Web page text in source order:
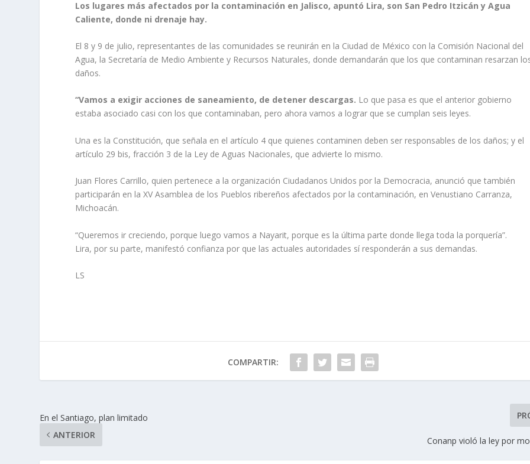
Los lugares más afectados por la contaminación en Jalisco, apuntó Lira, son San Pedro Itzicán y Agua
Caliente, donde ni drenaje hay.
El 8 y 9 de julio, representantes de las comunidades se reunirán en la Ciudad de México con la Comisión Nacional del
Agua, la Secretaría de Medio Ambiente y Recursos Naturales, donde demandarán que los que contaminan resarzan
daños.
“Vamos a exigir acciones de saneamiento, de detener descargas. Lo que pasa es que el anterior gobierno
estaba asociado casi con los que contaminaban, pero ahora vamos a lograr que se cumplan seis leyes.
Una es la Constitución, que señala en el artículo 4 que quienes contaminen deben ser responsables de los daños; y el
artículo 29 bis, fracción 3 de la Ley de Aguas Nacionales, que advierte lo mismo.
Juan Flores Carrillo, quien pertenece a la organización Ciudadanos Unidos por la Democracia, anunció que también
participarán en la XV Asamblea de los Pueblos ribereños afectados por la contaminación, en Venustiano Carranza,
Michoacán.
“Queremos ir creciendo, porque luego vamos a Nayarit, porque es la última parte donde llega toda la porquería”.
Lira, por su parte, manifestó confianza por que las actuales autoridades sí responderán a sus demandas.
LS
COMPARTIR:
En el Santiago, plan limitado
ANTERIOR
Conanp violó la ley por